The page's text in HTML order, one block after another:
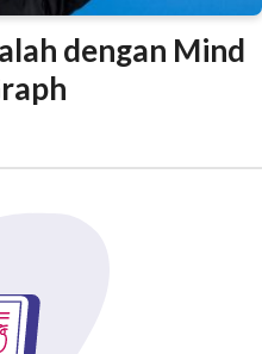
dengan Mind